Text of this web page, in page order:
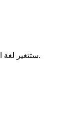
ستتغير لغة اللعب فقط - وستظل لغة المتصفح لديك كما هي.